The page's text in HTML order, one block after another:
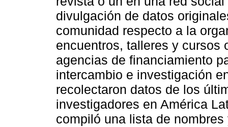
divulgación de datos
comunidad respecto a la
encuentros, talleres y cursos
agencias de financiamiento
intercambio e investigación
recolectaron datos de los
investigadores en América
compiló una lista de